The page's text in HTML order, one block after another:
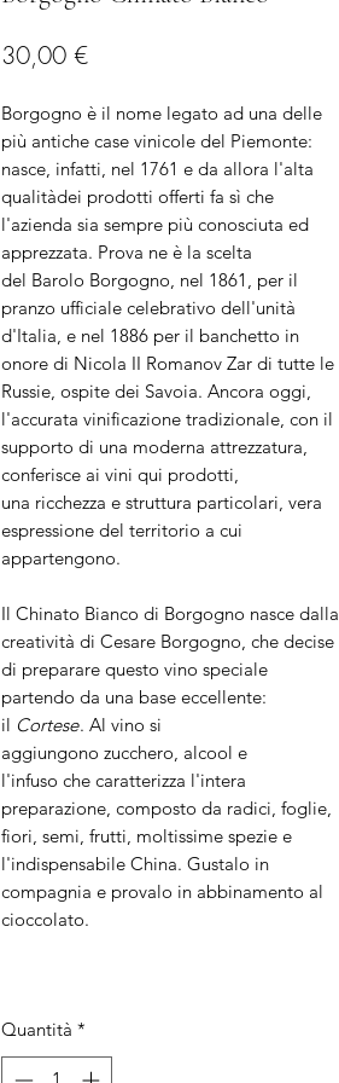
30,00 €Prezzo
Borgogno è il nome legato ad una delle
più antiche case vinicole del Piemonte:
nasce, infatti, nel 1761 e da allora l'alta
qualitàdei prodotti offerti fa sì che
l'azienda sia sempre più conosciuta ed
apprezzata. Prova ne è la scelta
del Barolo Borgogno, nel 1861, per il
pranzo ufficiale celebrativo dell'unità
d'Italia, e nel 1886 per il banchetto in
onore di Nicola II Romanov Zar di tutte le
Russie, ospite dei Savoia. Ancora oggi,
l'accurata vinificazione tradizionale, con il
supporto di una moderna attrezzatura,
conferisce ai vini qui prodotti,
una ricchezza e struttura particolari, vera
espressione del territorio a cui
appartengono.
Il Chinato Bianco di Borgogno nasce dalla
creatività di Cesare Borgogno, che decise
di preparare questo vino speciale
partendo da una base eccellente:
il Cortese. Al vino si
aggiungono zucchero, alcool e
l'infuso che caratterizza l'intera
preparazione, composto da radici, foglie,
fiori, semi, frutti, moltissime spezie e
l'indispensabile China. Gustalo in
compagnia e provalo in abbinamento al
cioccolato.
Quantità *